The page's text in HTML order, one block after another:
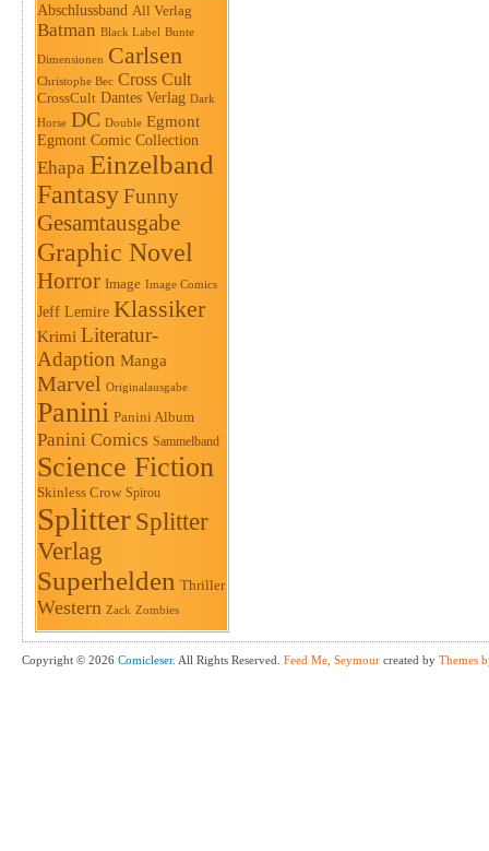
Abschlussband All Verlag
Batman Black Label Bunte
Dimensionen Carlsen
Christophe Bec Cross Cult
CrossCult Dantes Verlag Dark
Horse DC Double Egmont
Egmont Comic Collection
Ehapa Einzelband
FantasyFunny
Gesamtausgabe
Graphic Novel
Horror Image Image Comics
Jeff Lemire Klassiker
Krimi Literatur-
Adaption Manga
Marvel Originalausgabe
Panini Panini Album
Panini Comics Sammelband
Science Fiction
Skinless Crow Spirou
Splitter Splitter
Verlag
Superhelden Thriller
Western Zack Zombies
Copyright © 2026 Comicleser. All Rights Reserved. Feed Me, Seymour created by Themes